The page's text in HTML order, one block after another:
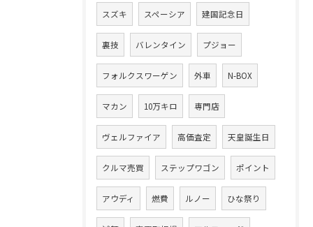
スズキ スペーシア 建国記念日
裏技 バレンタイン プジョー
フォルクスワーゲン 外車 N-BOX
マカン 10万キロ 専門店
ヴェルファイア 高価査定 天皇誕生日
クルマ売買 ステップワゴン ポイント
アウディ 燃費 ルノー ひな祭り